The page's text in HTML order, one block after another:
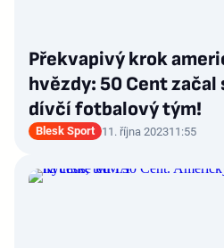
Překvapivý krok
hvězdy: 50 Cent
dívčí fotbalový tým!
Blesk Sport 11. října 202311:55